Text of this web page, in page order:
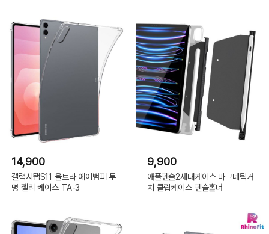
14,900
갤럭시탭S11 울트라 에어범퍼 투
명 젤리 케이스 TA-3
9,900
애플펜슬2세대케이스 마그네틱거
치 클립케이스 펜슬홀더